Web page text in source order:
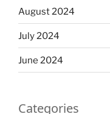
August 2024
July 2024
June 2024
Categories